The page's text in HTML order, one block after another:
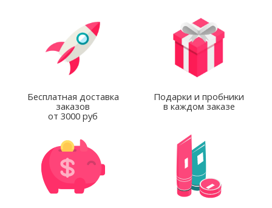
Бесплатная доставка
заказов
от 3000 руб
Подарки и пробники
в каждом заказе